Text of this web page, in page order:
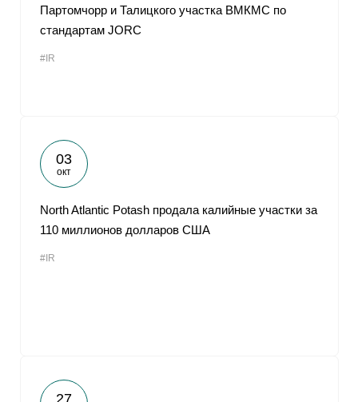
Партомчорр и Талицкого участка ВМКМС по
стандартам JORC
#IR
03
окт
North Atlantic Potash продала калийные участки за
110 миллионов долларов США
#IR
27